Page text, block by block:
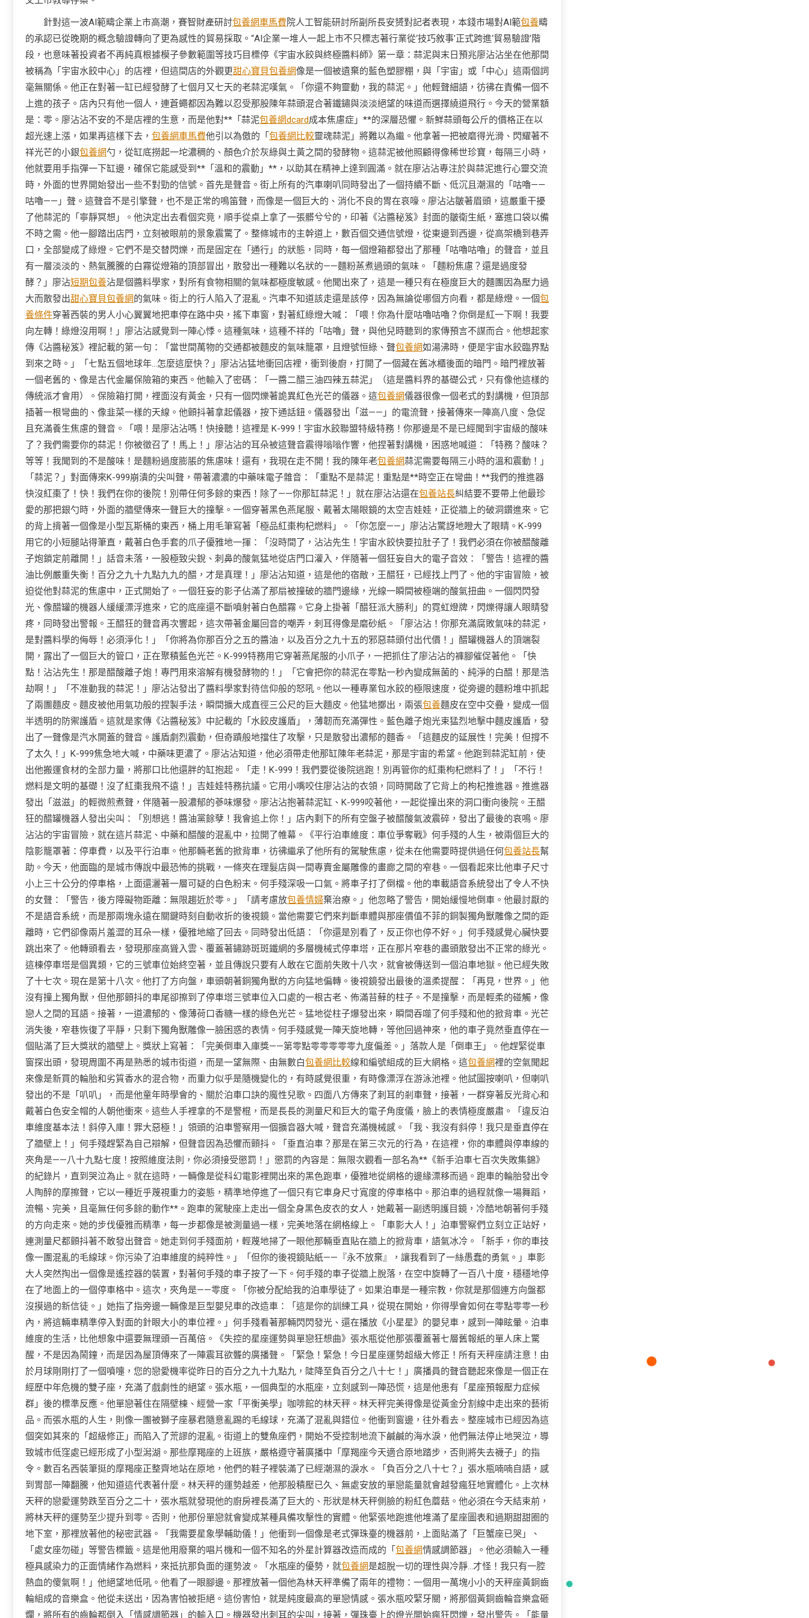
針對這一波AI範疇企業上市高潮，賽智財產研討包養網車馬費院人工智能研討所副所長安赟對記者表現，本錢市場對AI範包養疇
的承認已從晚期的概念驗證轉向了更為感性的貿易採取。“AI企業一堆人一起上市不只標志著行業從‘技巧敘事’正式跨進‘貿易驗證’階
段，也意味著投資者不再純真根據模子參數範圍等技巧目標停《宇宙水餃與終極醬料師》第一章：蒜泥與末日預兆廖沾沾坐在他那間
被稱為「宇宙水餃中心」的店裡，但這間店的外觀更甜心寶貝包養網像是一個被遺棄的藍色塑膠棚，與「宇宙」或「中心」這兩個詞
毫無關係。他正在對著一缸已經發酵了七個月又七天的老蒜泥嘆氣。「你還不夠靈動，我的蒜泥。」他輕聲細語，彷彿在責備一個不
上進的孩子。店內只有他一個人，連蒼蠅都因為難以忍受那股陳年蒜頭混合著鐵鏽與淡淡絕望的味道而選擇繞道飛行。今天的營業額
是：零。廖沾沾不安的不是店裡的生意，而是他對**「蒜泥包養網dcard成本焦慮症」**的深層恐懼。新鮮蒜頭每公斤的價格正在以
超光速上漲，如果再這樣下去， 包養網車馬費他引以為傲的「 包養網比較靈魂蒜泥」將難以為繼。他拿著一把被磨得光滑、閃耀著不
祥光芒的小銀包養網勺，從缸底撈起一坨濃稠的、顏色介於灰綠與土黃之間的發酵物。這蒜泥被他照顧得像稀世珍寶，每隔三小時，
他就要用手指彈一下缸邊，確保它能感受到**「溫和的震動」**，以助其在精神上達到圓滿。就在廖沾沾專注於與蒜泥進行心靈交流
時，外面的世界開始發出一些不對勁的信號。首先是聲音。街上所有的汽車喇叭同時發出了一個持續不斷、低沉且潮濕的「咕嚕——
咕嚕——」聲。這聲音不是引擎聲，也不是正常的鳴笛聲，而像是一個巨大的、消化不良的胃在哀嚎。廖沾沾皺著眉頭，這嚴重干擾
了他蒜泥的「寧靜冥想」。他決定出去看個究竟，順手從桌上拿了一張髒兮兮的，印著《沾醬秘笈》封面的皺衛生紙，塞進口袋以備
不時之需。他一腳踏出店門，立刻被眼前的景象震驚了。整條城市的主幹道上，數百個交通信號燈，從東邊到西邊，從高架橋到巷弄
口，全部變成了綠燈。它們不是交替閃爍，而是固定在「通行」的狀態，同時，每一個燈箱都發出了那種「咕嚕咕嚕」的聲音，並且
有一層淡淡的、熱氣騰騰的白霧從燈箱的頂部冒出，散發出一種難以名狀的——麵粉蒸煮過頭的氣味。「麵粉焦慮？還是過度發
酵？」廖沾短期包養沾是個醬料學家，對所有食物相關的氣味都極度敏感。他聞出來了，這是一種只有在極度巨大的麵團因為壓力過
大而散發出甜心寶貝包養網的氣味。街上的行人陷入了混亂。汽車不知道該走還是該停，因為無論從哪個方向看，都是綠燈。一個包
養條件穿著西裝的男人小心翼翼地把車停在路中央，搖下車窗，對著紅綠燈大喊：「喂！你為什麼咕嚕咕嚕？你倒是紅一下啊！我要
向左轉！綠燈沒用啊！」廖沾沾感覺到一陣心悸。這種氣味，這種不祥的「咕嚕」聲，與他兒時聽到的家傳預言不謀而合。他想起家
傳《沾醬秘笈》裡記載的第一句：「當世間萬物的交通都被麵皮的氣味籠罩，且燈號恒綠、聲包養網如湯沸時，便是宇宙水餃臨界點
到來之時。」「七點五個地球年…怎麼這麼快？」廖沾沾猛地衝回店裡，衝到後廚，打開了一個藏在舊冰櫃後面的暗門。暗門裡放著
一個老舊的、像是古代金屬保險箱的東西。他輸入了密碼：「一醬二醋三油四辣五蒜泥」（這是醬料界的基礎公式，只有像他這樣的
傳統派才會用）。保險箱打開，裡面沒有黃金，只有一個閃爍著詭異紅色光芒的儀器。這包養網儀器很像一個老式的對講機，但頂部
插著一根彎曲的、像韭菜一樣的天線。他顫抖著拿起儀器，按下通話鈕。儀器發出「滋——」的電流聲，接著傳來一陣高八度、急促
且充滿養生焦慮的聲音。「喂！是廖沾沾嗎！快接聽！這裡是 K-999！宇宙水餃聯盟特級特務！你那邊是不是已經聞到宇宙級的酸味
了？我們需要你的蒜泥！你被徵召了！馬上！」廖沾沾的耳朵被這聲音震得嗡嗡作響，他捏著對講機，困惑地喊道：「特務？酸味？
等等！我聞到的不是酸味！是麵粉過度膨脹的焦慮味！還有，我現在走不開！我的陳年老包養網蒜泥需要每隔三小時的溫和震動！」
「蒜泥？」對面傳來K-999崩潰的尖叫聲，帶著濃濃的中藥味電子雜音：「重點不是蒜泥！重點是**時空正在彎曲！**我們的推進器
快沒紅棗了！快！我們在你的後院！別帶任何多餘的東西！除了——你那缸蒜泥！」就在廖沾沾還在包養站長糾結要不要帶上他最珍
愛的那把銀勺時，外面的牆壁傳來一聲巨大的撞擊。一個穿著黑色燕尾服、戴著太陽眼鏡的太空吉娃娃，正從牆上的破洞鑽進來。它
的背上揹著一個像是小型瓦斯桶的東西，桶上用毛筆寫著「極品紅棗枸杞燃料」。「你怎麼——」廖沾沾驚訝地瞪大了眼睛。K-999
用它的小短腿站得筆直，戴著白色手套的爪子優雅地一揮：「沒時間了，沾沾先生！宇宙水餃快要拉肚子了！我們必須在你被醋酸離
子炮鎖定前離開！」話音未落，一股極致尖銳、刺鼻的酸氣猛地從店門口灌入，伴隨著一個狂妄自大的電子音效：「警告！這裡的醬
油比例嚴重失衡！百分之九十九點九九的醋，才是真理！」廖沾沾知道，這是他的宿敵，王醋狂，已經找上門了。他的宇宙冒險，被
迫從他對蒜泥的焦慮中，正式開始了。一個狂妄的影子佔滿了那扇被撞破的牆門邊緣，光線一瞬間被極端的酸氣扭曲。一個閃閃發
光、像醋罐的機器人緩緩漂浮進來，它的底座還不斷噴射著白色醋霧。它身上掛著「醋狂派大勝利」的霓虹燈牌，閃爍得讓人眼睛發
疼，同時發出警報。王醋狂的聲音再次響起，這次帶著金屬回音的嘲弄，刺耳得像是磨砂紙。「廖沾沾！你那充滿腐敗氣味的蒜泥，
是對醬料學的侮辱！必須淨化！」「你將為你那百分之五的醬油，以及百分之九十五的邪惡蒜頭付出代價！」醋罐機器人的頂端裂
開，露出了一個巨大的管口，正在聚積藍色光芒。K-999特務用它穿著燕尾服的小爪子，一把抓住了廖沾沾的褲腳催促著他。「快
點！沾沾先生！那是醋酸離子炮！專門用來溶解有機發酵物的！」「它會把你的蒜泥在零點一秒內變成無菌的、純淨的白醋！那是浩
劫啊！」「不准動我的蒜泥！」廖沾沾發出了醬料學家對待信仰般的怒吼。他以一種專業包水餃的極限速度，從旁邊的麵粉堆中抓起
了兩團麵皮。麵皮被他用氣功般的捏製手法，瞬間擴大成直徑三公尺的巨大麵皮。他猛地擲出，兩張包養麵皮在空中交疊，變成一個
半透明的防禦護盾。這就是家傳《沾醬秘笈》中記載的「水餃皮護盾」，薄韌而充滿彈性。藍色離子炮光束猛烈地擊中麵皮護盾，發
出了一聲像是汽水開蓋的聲音。護盾劇烈震動，但奇蹟般地擋住了攻擊，只是散發出濃郁的麵香。「這麵皮的延展性！完美！但撐不
了太久！」K-999焦急地大喊，中藥味更濃了。廖沾沾知道，他必須帶走他那缸陳年老蒜泥，那是宇宙的希望。他跑到蒜泥缸前，使
出他搬運食材的全部力量，將那口比他還胖的缸抱起。「走！K-999！我們要從後院逃跑！別再管你的紅棗枸杞燃料了！」「不行！
燃料是文明的基礎！沒了紅棗我飛不遠！」吉娃娃特務抗議。它用小嘴咬住廖沾沾的衣領，同時開啟了它背上的枸杞推進器。推進器
發出「滋滋」的輕微煎煮聲，伴隨著一股濃郁的蔘味爆發。廖沾沾抱著蒜泥缸、K-999咬著他，一起從撞出來的洞口衝向後院。王醋
狂的醋罐機器人發出尖叫：「別想逃！醬油黨餘孽！我會追上你！」店內剩下的所有空盤子被醋酸氣波震碎，發出了最後的哀鳴。廖
沾沾的宇宙冒險，就在這片蒜泥、中藥和醋酸的混亂中，拉開了帷幕。《平行泊車維度：車位爭奪戰》何手殘的人生，被兩個巨大的
陰影籠罩著：停車費，以及平行泊車。他那輛老舊的掀背車，彷彿繼承了他所有的駕駛焦慮，從未在他需要時提供過任何包養站長幫
助。今天，他面臨的是城市傳說中最恐怖的挑戰，一條夾在理髮店與一間專賣金屬雕像的畫廊之間的窄巷。一個看起來比他車子尺寸
小上三十公分的停車格，上面還灑著一層可疑的白色粉末。何手殘深吸一口氣。將車子打了倒檔。他的車載語音系統發出了令人不快
的女聲：「警告，後方障礙物距離：無限趨近於零。」「請考慮放包養情婦棄治療。」他忽略了警告，開始緩慢地倒車。他最討厭的
不是語音系統，而是那兩塊永遠在關鍵時刻自動收折的後視鏡。當他需要它們來判斷車體與那座價值不菲的銅製獨角獸雕像之間的距
離時，它們卻像兩片羞澀的耳朵一樣，優雅地縮了回去。同時發出低語：「你還是別看了，反正你也停不好。」何手殘感覺心臟快要
跳出來了。他轉頭看去，發現那座高聳入雲、覆蓋著鏽跡斑斑鐵網的多層機械式停車塔，正在那片窄巷的盡頭散發出不正常的綠光。
這棟停車塔是個異類，它的三號車位始終空著，並且傳說只要有人敢在它面前失敗十八次，就會被傳送到一個泊車地獄。他已經失敗
了十七次。現在是第十八次。他打了方向盤，車頭朝著銅獨角獸的方向猛地偏轉。後視鏡發出最後的溫柔提醒：「再見，世界。」他
沒有撞上獨角獸，但他那顫抖的車尾卻擦到了停車塔三號車位入口處的一根古老、佈滿苔蘚的柱子。不是撞擊，而是輕柔的碰觸，像
戀人之間的耳語。接著，一道濃郁的、像薄荷口香糖一樣的綠色光芒。猛地從柱子爆發出來，瞬間吞噬了何手殘和他的掀背車。光芒
消失後，窄巷恢復了平靜，只剩下獨角獸雕像一臉困惑的表情。何手殘感覺一陣天旋地轉，等他回過神來，他的車子竟然垂直停在一
個貼滿了巨大獎狀的牆壁上。獎狀上寫著：「完美倒車入庫獎——第零點零零零零零九度偏差。」落款人是「倒車王」。他趕緊從車
窗探出頭，發現周圍不再是熟悉的城市街道，而是一望無際、由無數白包養網比較線和編號組成的巨大網格。這包養網裡的空氣聞起
來像是新買的輪胎和劣質香水的混合物，而重力似乎是隨機變化的，有時感覺很重，有時像漂浮在游泳池裡。他試圖按喇叭，但喇叭
發出的不是「叭叭」，而是他童年時學會的、關於泊車口訣的魔性兒歌。四面八方傳來了刺耳的剎車聲，接著，一群穿著反光背心和
戴著白色安全帽的人朝他衝來。這些人手裡拿的不是警棍，而是長長的測量尺和巨大的電子角度儀，臉上的表情極度嚴肅。「違反泊
車維度基本法！斜停入庫！罪大惡極！」領頭的泊車警察用一個擴音器大喊，聲音充滿機械感。「我、我沒有斜停！我只是垂直停在
了牆壁上！」何手殘趕緊為自己辯解，但聲音因為恐懼而顫抖。「垂直泊車？那是在第三次元的行為，在這裡，你的車體與停車線的
夾角是——八十九點七度！按照維度法則，你必須接受懲罰！」懲罰的內容是：無限次觀看一部名為**《新手泊車七百次失敗集錦》
的紀錄片，直到哭泣為止。就在這時，一輛像是從科幻電影裡開出來的黑色跑車，優雅地從網格的邊緣漂移而過。跑車的輪胎發出令
人陶醉的摩擦聲，它以一種近乎蔑視重力的姿態，精準地停進了一個只有它車身尺寸寬度的停車格中。那泊車的過程就像一場舞蹈，
流暢、完美，且毫無任何多餘的動作**。跑車的駕駛座上走出一個全身黑色皮衣的女人，她戴著一副透明護目鏡，冷酷地朝著何手殘
的方向走來。她的步伐優雅而精準，每一步都像是被測量過一樣，完美地落在網格線上。「車影大人！」泊車警察們立刻立正站好，
連測量尺都顫抖著不敢發出聲音。她走到何手殘面前，輕蔑地掃了一眼他那輛垂直貼在牆上的掀背車，語氣冰冷。「新手，你的車技
像一團混亂的毛線球。你污染了泊車維度的純粹性。」「但你的後視鏡貼紙——『永不放棄』，讓我看到了一絲愚蠢的勇氣。」車影
大人突然掏出一個像是遙控器的裝置，對著何手殘的車子按了一下。何手殘的車子從牆上脫落，在空中旋轉了一百八十度，穩穩地停
在了地面上的一個停車格中。這次，夾角是——零度。「你被分配給我的泊車學徒了。如果泊車是一種宗教，你就是那個連方向盤都
沒摸過的新信徒。」她指了指旁邊一輛像是巨型嬰兒車的改造車：「這是你的訓練工具，從現在開始，你得學會如何在零點零零一秒
內，將這輛車精準停入對面的針眼大小的車位裡。」何手殘看著那輛閃閃發光、還在播放《小星星》的嬰兒車，感到一陣眩暈。泊車
維度的生活，比他想象中還要無理頭一百萬倍。《失控的星座運勢與單戀狂想曲》張水瓶從他那張覆蓋著七層舊報紙的單人床上驚
醒，不是因為鬧鐘，而是因為屋頂傳來了一陣震耳欲聾的廣播聲。「緊急！緊急！今日星座運勢超級大修正！所有天秤座請注意！由
於月球剛剛打了一個噴嚏，您的戀愛機率從昨日的百分之九十九點九，陡降至負百分之八十七！」廣播員的聲音聽起來像是一個正在
經歷中年危機的雙子座，充滿了戲劇性的絕望。張水瓶，一個典型的水瓶座，立刻感到一陣恐慌，這是他患有「星座預報壓力症候
群」後的標準反應。他單戀著住在隔壁棟、經營一家「平衡美學」咖啡館的林天秤。林天秤完美得像是從黃金分割線中走出來的藝術
品。而張水瓶的人生，則像一團被獅子座暴君隨意亂踢的毛線球，充滿了混亂與錯位。他衝到窗邊，往外看去。整座城市已經因為這
個突如其來的「超級修正」而陷入了荒謬的混亂。街道上的雙魚座們，開始不受控制地流下鹹鹹的海水淚，他們無法停止地哭泣，導
致城市低窪處已經形成了小型潟湖。那些摩羯座的上班族，嚴格遵守著廣播中「摩羯座今天適合原地踏步，否則將失去襪子」的指
令。數百名西裝筆挺的摩羯座正整齊地站在原地，他們的鞋子裡裝滿了已經潮濕的淚水。「負百分之八十七？」張水瓶喃喃自語，感
到胃部一陣翻騰，他知道這代表著什麼。林天秤的運勢越差，他那股積壓已久、無處安放的單戀能量就會越發瘋狂地實體化。上次林
天秤的戀愛運勢跌至百分之二十，張水瓶就發現他的廚房裡長滿了巨大的、形狀是林天秤側臉的粉紅色蘑菇。他必須在今天結束前，
將林天秤的運勢至少提升到零。否則，他那份單戀就會變成某種具備攻擊性的實體。他緊張地跑進他堆滿了星座圖表和過期甜甜圈的
地下室，那裡放著他的秘密武器。「我需要星象學輔助儀！」他衝到一個像是老式彈珠臺的機器前，上面貼滿了「巨蟹座已哭」、
「處女座勿碰」等警告標籤。這是他用廢棄的唱片機和一個不知名的外星計算器改造而成的「 包養網情感調節器」。他必須輸入一種
極具感染力的正面情緒作為燃料，來抵抗那負面的運勢波。「水瓶座的優勢，就包養網是超脫一切的理性與冷靜…才怪！我只有一腔
熱血的傻氣啊！」他絕望地低吼。他看了一眼腳邊。那裡放著一個他為林天秤準備了兩年的禮物：一個用一萬塊小小的天秤座黃銅齒
輪組成的音樂盒。他從未送出，因為害怕被拒絕。這份害怕，就是純度最高的單戀情感。張水瓶咬緊牙關，將那個黃銅齒輪音樂盒砸
爛，將所有的齒輪都倒入「情感調節器」的輸入口。機器發出刺耳的尖叫，接著，彈珠臺上的燈光開始瘋狂閃爍，發出警告。「能量